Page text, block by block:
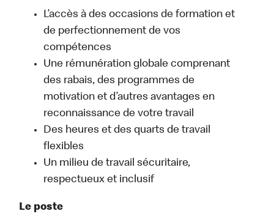
L’accès à des occasions de formation et
de perfectionnement de vos
compétences
Une rémunération globale comprenant
des rabais, des programmes de
motivation et d’autres avantages en
reconnaissance de votre travail
Des heures et des quarts de travail
flexibles
Un milieu de travail sécuritaire,
respectueux et inclusif
Le poste